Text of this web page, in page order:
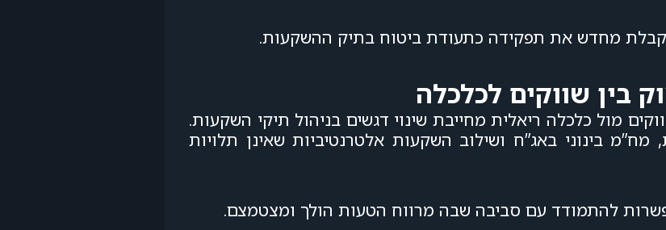
מחדש את תפקידה כתעודת ביטוח בתיק ההשקעות.
בין שווקים לכלכלה
מול כלכלה ריאלית מחייבת שינוי דגשים בניהול תיקי השקעות.
בינוני באג”ח ושילוב השקעות אלטרנטיביות שאינן תלויות
להתמודד עם סביבה שבה מרווח הטעות הולך ומצטמצם.